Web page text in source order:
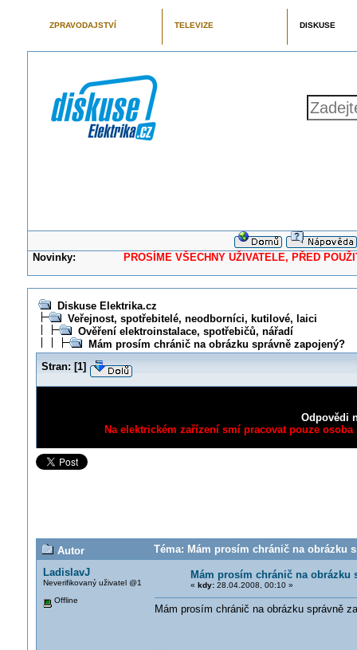
ZPRAVODAJSTVÍ TELEVIZE DISKUSE
Novinky: PROSÍME VŠECHNY UŽIVATELE, PŘED
Diskuse Elektrika.cz
Veřejnost, spotřebitelé, neodborníci, kutilové, laici
Ověření elektroinstalace, spotřebičů, nářadí
Mám prosím chránič na obrázku správně zapojený?
Stran: [1]
Odpovědi
Na elektrickém zařízení smí pracovat pouze
Autor
Téma: Mám prosím chránič na obrázku
LadislavJ
Neverifikovaný uživatel @1
Offline
Mám prosím chránič na obrázku
« kdy:28.04.2008, 00:10 »
Mám prosím chránič na obrázku správně